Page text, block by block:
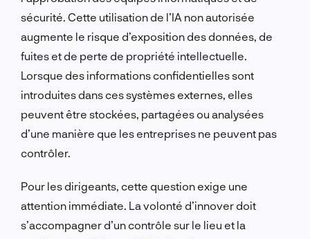
sécurité. Cette utilisation de l’IA non autorisée
augmente le risque d’exposition des données, de
fuites et de perte de propriété intellectuelle.
Lorsque des informations confidentielles sont
introduites dans ces systèmes externes, elles
peuvent être stockées, partagées ou analysées
d’une manière que les entreprises ne peuvent pas
contrôler.
Pour les dirigeants, cette question exige une
attention immédiate. La volonté d’innover doit
s’accompagner d’un contrôle sur le lieu et la